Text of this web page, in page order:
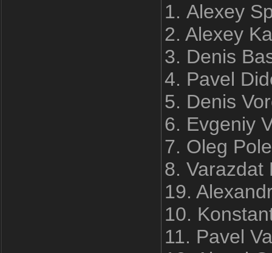
1. Alexey
2. Alexey
3. Denis
4. Pavel
5. Denis
6. Evgeniy
7. Oleg
8. Varazdat
19.
10.
11. Pavel